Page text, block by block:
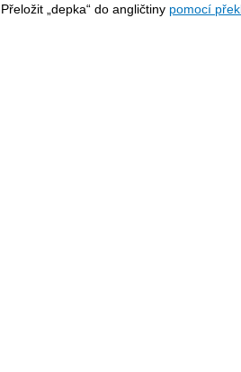
Přeložit „depka“ do angličtiny pomocí